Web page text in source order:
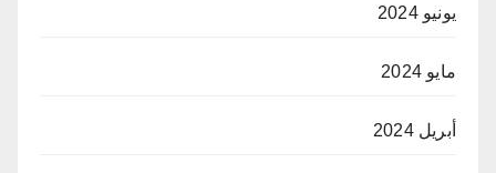
يونيو 2024
مايو 2024
أبريل 2024